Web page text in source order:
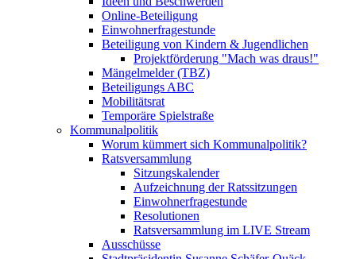
Online-Beteiligung
Einwohnerfragestunde
Beteiligung von Kindern & Jugendlichen
Projektförderung "Mach was draus!"
Mängelmelder (TBZ)
Beteiligungs ABC
Mobilitätsrat
Temporäre Spielstraße
Kommunalpolitik
Worum kümmert sich Kommunalpolitik?
Ratsversammlung
Sitzungskalender
Aufzeichnung der Ratssitzungen
Einwohnerfragestunde
Resolutionen
Ratsversammlung im LIVE Stream
Ausschüsse